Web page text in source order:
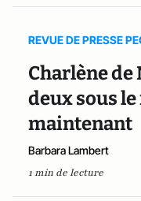
REVUE DE PRESSE
Charlène de
deux sous le
maintenant
Barbara Lambert
1 min de lecture